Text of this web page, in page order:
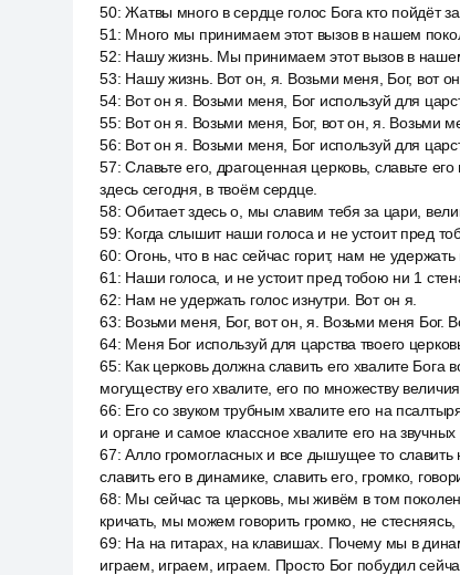
50:Жатвы много в сердце голос Бога кто пойдёт
51 : Много мы принимаем этот вызов в нашем
52: Нашу жизнь. Мы принимаем этот вызов в
53: Нашу жизнь. Вот он, я. Возьми меня, Бог, вот
54: Вот он я. Возьми меня, Бог используй для
55: Вот он я. Возьми меня, Бог, вот он, я. Возьми
56: Вот он я. Возьми меня, Бог используй для
57:Славьте его, драгоценная церковь, славьте
здесь сегодня, в твоём сердце.
58:Обитает здесь о, мы славим тебя за цари,
59: Когда слышит наши голоса и не устоит пред
60:Огонь, что в нас сейчас горит, нам не
61 : Наши голоса, и не устоит пред тобою ни 1
62: Нам не удержать голос изнутри. Вот он я.
63: Возьми меня, Бог, вот он, я. Возьми меня Бог.
64: Меня Бог используй для царства твоего
65: Как церковь должна славить его хвалите Бога
могуществу его хвалите, его по множеству величия
66: Его со звуком трубным хвалите его на
и органе и самое классное хвалите его на звучных
67:Алло громогласных и все дышущее то славить
славить его в динамике, славить его, громко,
68: Мы сейчас та церковь, мы живём в том
кричать, мы можем говорить громко, не
69: На на гитарах, на клавишах. Почему мы в
играем, играем, играем. Просто Бог побудил